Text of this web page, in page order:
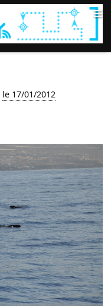
≡
le 17/01/2012